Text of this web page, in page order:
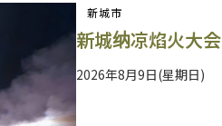
新城市
新城纳凉焰火大会
2026年8月9日(星期日)